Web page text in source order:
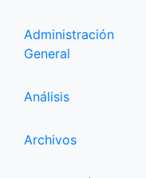
Administración
General
Análisis
Archivos